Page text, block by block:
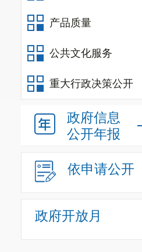
产品质量
公共文化服务
重大行政决策公开
政府信息
公开年报
依申请公开
政府开放月